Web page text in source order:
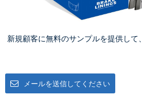
新規顧客に無料のサンプルを提供して
メールを送信してください